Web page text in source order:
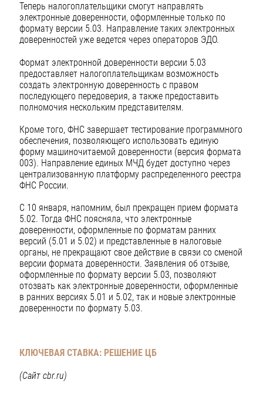
Теперь налогоплательщики смогут направлять
электронные доверенности, оформленные только по
формату версии 5.03. Направление таких электронных
доверенностей уже ведется через операторов ЭДО.
Формат электронной доверенности версии 5.03
предоставляет налогоплательщикам возможность
создать электронную доверенность с правом
последующего передоверия, а также предоставить
полномочия нескольким представителям.
Кроме того, ФНС завершает тестирование программного
обеспечения, позволяющего использовать единую
форму машиночитаемой доверенности (версия формата
003). Направление единых МЧД будет доступно через
централизованную платформу распределенного реестра
ФНС России.
С 10 января, напомним, был прекращен прием формата
5.02. Тогда ФНС поясняла, что электронные
доверенности, оформленные по форматам ранних
версий (5.01 и 5.02) и представленные в налоговые
органы, не прекращают свое действие в связи со сменой
версии формата доверенности. Заявления об отзыве,
оформленные по формату версии 5.03, позволяют
отозвать как электронные доверенности, оформленные
в ранних версиях 5.01 и 5.02, так и новые электронные
доверенности по формату 5.03.
КЛЮЧЕВАЯ СТАВКА: РЕШЕНИЕ ЦБ
(Сайт cbr.ru)